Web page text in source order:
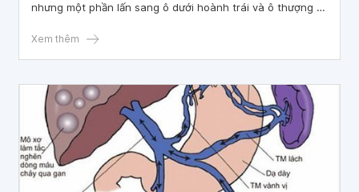
nhưng một phần lấn sang ô dưới hoành trái và ô thượng vị.
lipid..
Xem thêm